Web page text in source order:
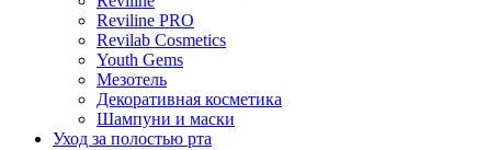
Reviline PRO
Revilab Cosmetics
Youth Gems
Мезотель
Декоративная косметика
Шампуни и маски
Уход за полостью рта